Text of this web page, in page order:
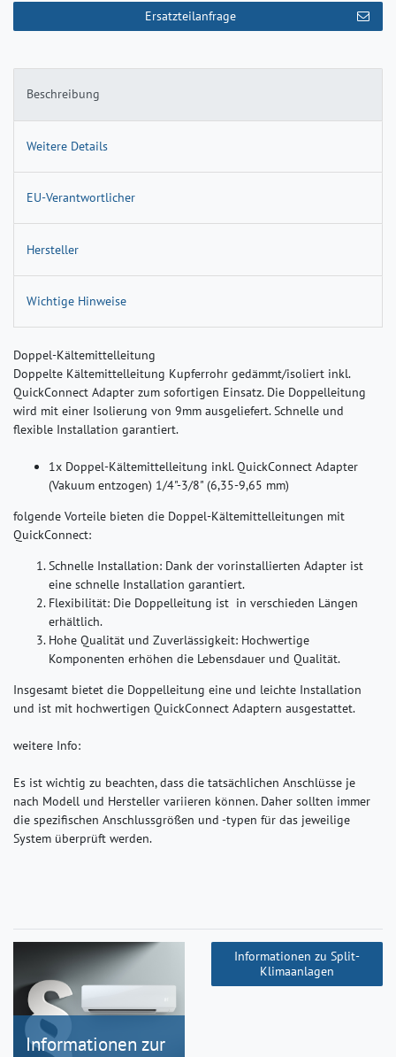
Beschreibung
Weitere Details
EU-Verantwortlicher
Hersteller
Wichtige Hinweise
Doppel-Kältemittelleitung
Doppelte Kältemittelleitung Kupferrohr gedämmt/isoliert inkl.
QuickConnect Adapter zum sofortigen Einsatz. Die Doppelleitung
wird mit einer Isolierung von 9mm ausgeliefert. Schnelle und
flexible Installation garantiert.
1x Doppel-Kältemittelleitung inkl. QuickConnect Adapter
(Vakuum entzogen) 1/4"-3/8" (6,35-9,65 mm)
folgende Vorteile bieten die Doppel-Kältemittelleitungen mit
QuickConnect:
Schnelle Installation: Dank der vorinstallierten Adapter ist
eine schnelle Installation garantiert.
Flexibilität: Die Doppelleitung ist in verschieden Längen
erhältlich.
Hohe Qualität und Zuverlässigkeit: Hochwertige
Komponenten erhöhen die Lebensdauer und Qualität.
Insgesamt bietet die Doppelleitung eine und leichte Installation
und ist mit hochwertigen QuickConnect Adaptern ausgestattet.
weitere Info:
Es ist wichtig zu beachten, dass die tatsächlichen Anschlüsse je
nach Modell und Hersteller variieren können. Daher sollten immer
die spezifischen Anschlussgrößen und -typen für das jeweilige
System überprüft werden.
Ersatzteilanfrage
Informationen zur
Informationen zu Split-
Klimaanlagen